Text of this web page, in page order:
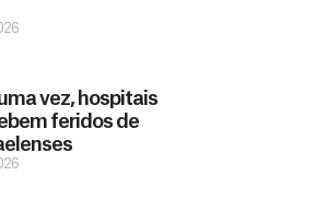
vez, hospitais
feridos de